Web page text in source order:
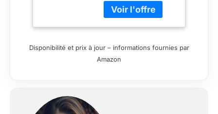
vintage vous permet
de préparer jusqu'à
sept tasses de
servir la famille et les
amis sans devoir la
Disponibilité et prix à jour – informations fournies par
Amazon